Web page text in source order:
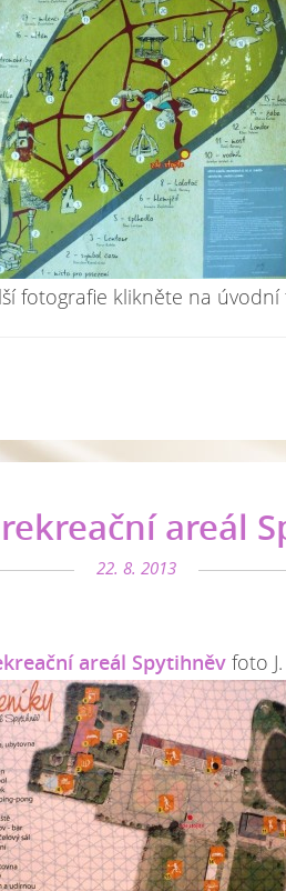
fotografie klikněte na úvodní
areál
22. 8. 2013
areál Spytihněv foto